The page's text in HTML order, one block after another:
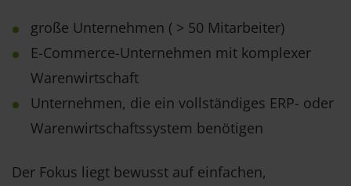
große Unternehmen ( > 50 Mitarbeiter)
E-Commerce-Unternehmen mit komplexer
Warenwirtschaft
Unternehmen, die ein vollständiges ERP- oder
Warenwirtschaftssystem benötigen
Der Fokus liegt bewusst auf einfachen,